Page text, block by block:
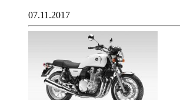
07.11.2017